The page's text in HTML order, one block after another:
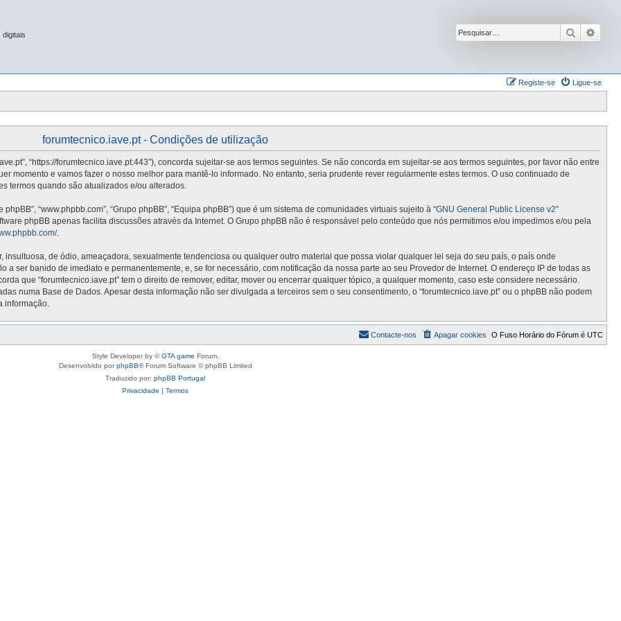
digitais Pesquisar
Ligue-se
Registe-se
forumtecnico.iave.pt - Condições de utilização
“https://forumtecnico.iave.pt:443”), concorda sujeitar-se aos termos seguintes. Se não concorda em sujeitar-se aos termos seguintes, por favor não entre
momento e vamos fazer o nosso melhor para mantê-lo informado. No entanto, seria prudente rever regularmente estes termos. O uso continuado de
termos quando são atualizados e/ou alterados.
“www.phpbb.com”, “Grupo phpBB”, “Equipa phpBB”) que é um sistema de comunidades virtuais sujeito à “GNU General Public License v2”
phpBB apenas facilita discussões através da Internet. O Grupo phpBB não é responsável pelo conteúdo que nós permitimos e/ou impedimos e/ou pela
.
de ódio, ameaçadora, sexualmente tendenciosa ou qualquer outro material que possa violar qualquer lei seja do seu país, o país onde
a ser banido de imediato e permanentemente, e, se for necessário, com notificação da nossa parte ao seu Provedor de Internet. O endereço IP de todas as
que “forumtecnico.iave.pt” tem o direito de remover, editar, mover ou encerrar qualquer tópico, a qualquer momento, caso este considere necessário.
numa Base de Dados. Apesar desta informação não ser divulgada a terceiros sem o seu consentimento, o “forumtecnico.iave.pt” ou o phpBB não podem
informação.
O Fuso Horário do Fórum é UTC
Apagar cookies
Contacte-nos
Style Developer by ©GTA game Forum.
Desenvolvido porphpBB® Forum Software © phpBB Limited
Traduzido por: phpBB Portugal
Privacidade | Termos